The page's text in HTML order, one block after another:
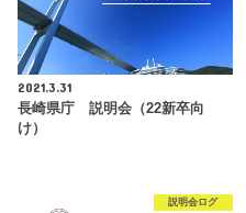
2021.3.31
長崎県庁 説明会（22新卒向
け）
説明会ログ